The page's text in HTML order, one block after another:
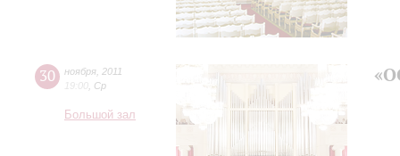
30 ноября 2011
19:00
Ср
Большой зал